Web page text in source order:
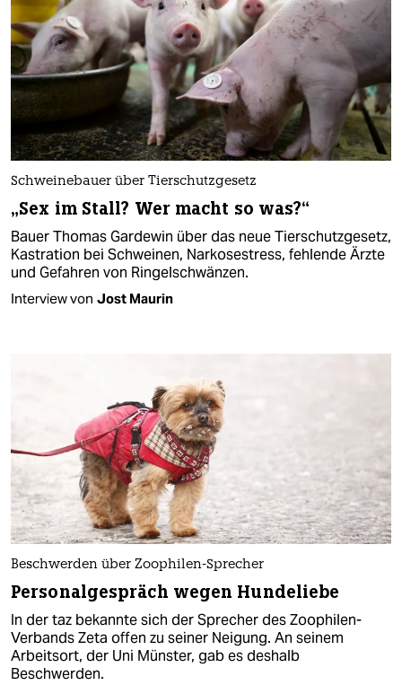
Schweinebauer über Tierschutzgesetz
„Sex im Stall? Wer macht so was?“
Bauer Thomas Gardewin über das neue Tierschutzgesetz,
Kastration bei Schweinen, Narkosestress, fehlende Ärzte
und Gefahren von Ringelschwänzen.
Interview von Jost Maurin
Beschwerden über Zoophilen-Sprecher
Personalgespräch wegen Hundeliebe
In der taz bekannte sich der Sprecher des Zoophilen-
Verbands Zeta offen zu seiner Neigung. An seinem
Arbeitsort, der Uni Münster, gab es deshalb
Beschwerden.